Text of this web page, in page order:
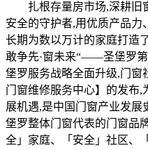
扎根存量房市场,深耕旧
安全的守护者,用优质产品力
长期为数以万计的家庭打造
敢争先·窗未来“——圣堡罗
堡罗服务战略全面升级,门窗
门窗维修服务中心】的发布,
展机遇,是中国门窗产业发展
堡罗整体门窗代表的门窗品
全」家庭、「安全」社区、